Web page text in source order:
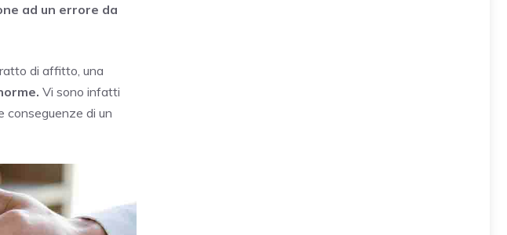
ad un errore da
di affitto, una
Vi sono infatti
conseguenze di un